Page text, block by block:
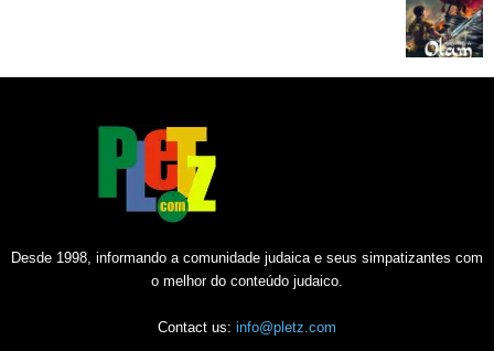
Desde 1998, informando a comunidade judaica e seus simpatizantes com
o melhor do conteúdo judaico.
Contact us: info@pletz.com